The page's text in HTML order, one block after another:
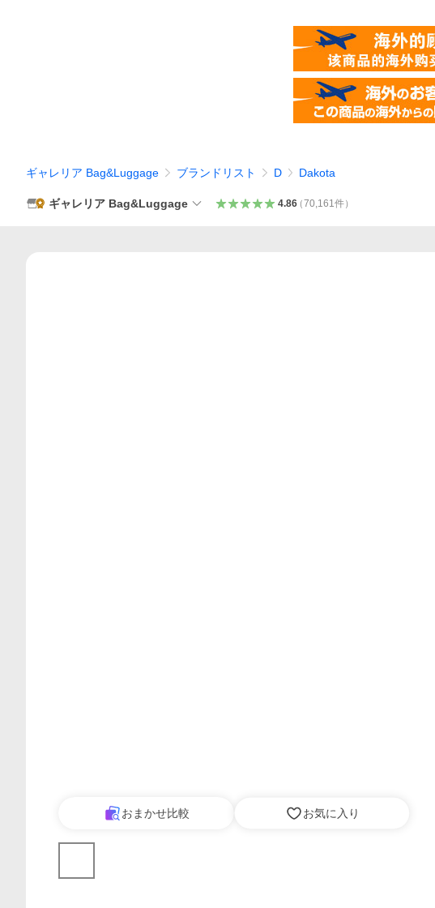
ギャレリア Bag&Luggage ブランドリスト D Dakota
ギャレリア Bag&Luggage 4.86（70,161件）
おまかせ比較 お気に入り